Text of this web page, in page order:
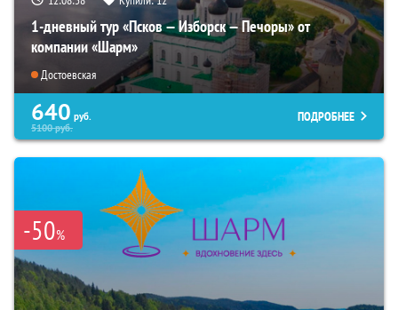
1-дневный тур «Псков — Изборск — Печоры» от
компании «Шарм»
Достоевская
640 руб.
5100руб.
ПОДРОБНЕЕ
-50%